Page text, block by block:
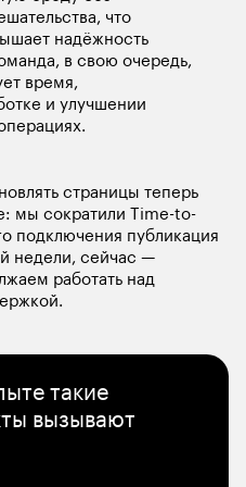
страницы теперь
мы сократили Time-to-
подключения публикация
недели, сейчас —
работать над
что
надёжность
в свою очередь,
время,
и улучшении
такие
вызывают